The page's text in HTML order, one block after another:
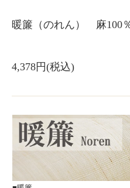
暖簾（のれん） 麻
4,378円(税込)